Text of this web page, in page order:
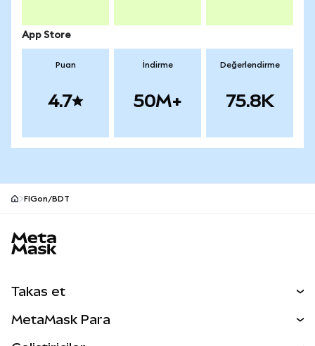
App Store
Puan
4.7
İndirme
50M+
Değerlendirme
75.8K
FIGon/BDT
Takas et
MetaMask Para